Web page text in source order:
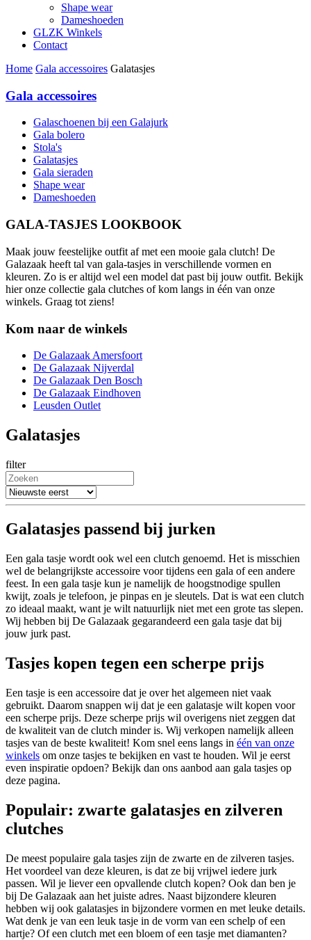
Shape wear
Dameshoeden
GLZK Winkels
Contact
Home Gala accessoires Galatasjes
Gala accessoires
Galaschoenen bij een Galajurk
Gala bolero
Stola's
Galatasjes
Gala sieraden
Shape wear
Dameshoeden
GALA-TASJES LOOKBOOK
Maak jouw feestelijke outfit af met een mooie gala clutch! De
Galazaak heeft tal van gala-tasjes in verschillende vormen en
kleuren. Zo is er altijd wel een model dat past bij jouw outfit. Bekijk
hier onze collectie gala clutches of kom langs in één van onze
winkels. Graag tot ziens!
Kom naar de winkels
De Galazaak Amersfoort
De Galazaak Nijverdal
De Galazaak Den Bosch
De Galazaak Eindhoven
Leusden Outlet
Galatasjes
filter
Galatasjes passend bij jurken
Een gala tasje wordt ook wel een clutch genoemd. Het is misschien
wel de belangrijkste accessoire voor tijdens een gala of een andere
feest. In een gala tasje kun je namelijk de hoogstnodige spullen
kwijt, zoals je telefoon, je pinpas en je sleutels. Dat is wat een clutch
zo ideaal maakt, want je wilt natuurlijk niet met een grote tas slepen.
Wij hebben bij De Galazaak gegarandeerd een gala tasje dat bij
jouw jurk past.
Tasjes kopen tegen een scherpe prijs
Een tasje is een accessoire dat je over het algemeen niet vaak
gebruikt. Daarom snappen wij dat je een galatasje wilt kopen voor
een scherpe prijs. Deze scherpe prijs wil overigens niet zeggen dat
de kwaliteit van de clutch minder is. Wij verkopen namelijk alleen
tasjes van de beste kwaliteit! Kom snel eens langs in één van onze
winkels om onze tasjes te bekijken en vast te houden. Wil je eerst
even inspiratie opdoen? Bekijk dan ons aanbod aan gala tasjes op
deze pagina.
Populair: zwarte galatasjes en zilveren
clutches
De meest populaire gala tasjes zijn de zwarte en de zilveren tasjes.
Het voordeel van deze kleuren, is dat ze bij vrijwel iedere jurk
passen. Wil je liever een opvallende clutch kopen? Ook dan ben je
bij De Galazaak aan het juiste adres. Naast bijzondere kleuren
hebben wij ook galatasjes in bijzondere vormen en met leuke details.
Wat denk je van een leuk tasje in de vorm van een schelp of een
hartje? Of een clutch met een bloem of een tasje met diamanten?